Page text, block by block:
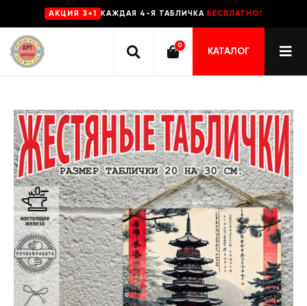
AKЦИЯ 3+1 КАЖДАЯ 4-Я ТАБЛИЧКА БЕСПЛАТНО!
0
КАТАЛОГ